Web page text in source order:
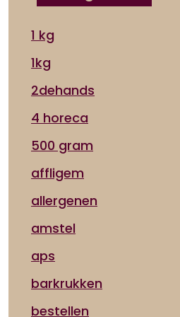
1 kg
1kg
2dehands
4 horeca
500 gram
affligem
allergenen
amstel
aps
barkrukken
bestellen